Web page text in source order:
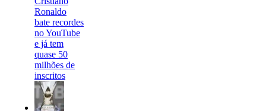
Ronaldo
bate recordes
no YouTube
e já tem
quase 50
milhões de
inscritos